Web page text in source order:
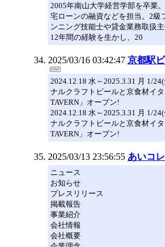
2005年南山大学経営学部を卒業
宅ローンの融資などを担当。2級
ンニング技能士や貸金業務取扱
12年間の経験を生かし、20
2025/03/16 03:42:47 京都駅
2024.12.18 水～2025.3.31 月 1/
ナルクラフトビールと京食材イ
TAVERN」オープン!
2024.12.18 水～2025.3.31 月 1/
ナルクラフトビールと京食材イ
TAVERN」オープン!
2025/03/13 23:56:55 あいコレ
ニュース
お知らせ
プレスリリース
掲載報告
事業紹介
会社情報
会社概要